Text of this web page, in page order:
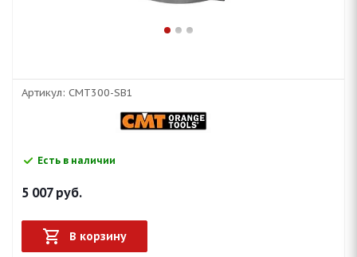
Артикул: CMT300-SB1
Есть в наличии
5 007руб.
В корзину